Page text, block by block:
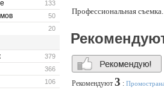
133
50
20
379
366
106
Профессиональная съемка.
Рекомендуют 3 :